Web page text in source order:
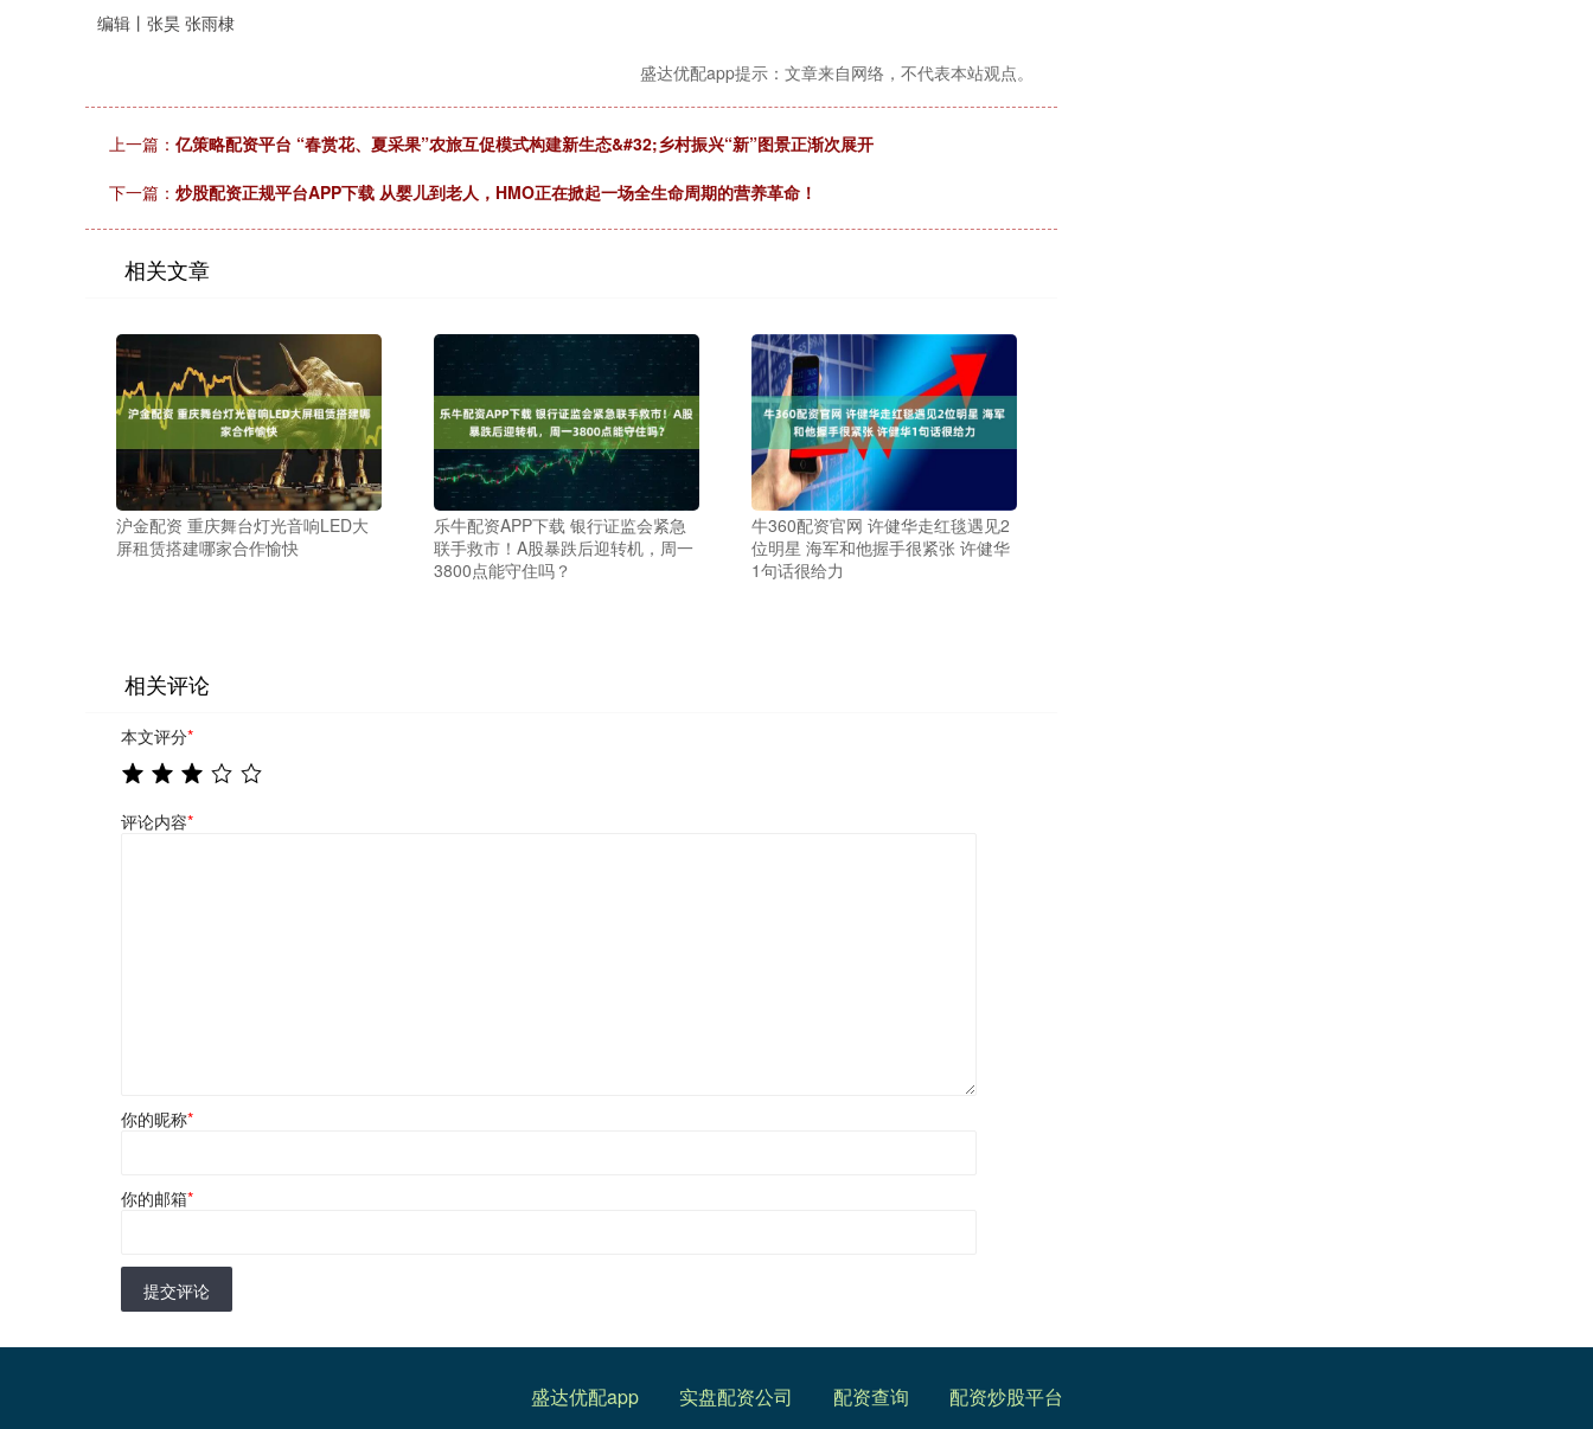
编辑丨张昊 张雨棣
盛达优配app提示：文章来自网络，不代表本站观点。
上一篇： 亿策略配资平台 “春赏花、夏采果”农旅互促模式构建新生态&#32;乡村振兴“新”图景正渐次展开
下一篇： 炒股配资正规平台APP下载 从婴儿到老人，HMO正在掀起一场全生命周期的营养革命！
相关文章
沪金配资 重庆舞台灯光音响LED大
屏租赁搭建哪家合作愉快
乐牛配资APP下载 银行证监会紧急
联手救市！A股暴跌后迎转机，周一
3800点能守住吗？
牛360配资官网 许健华走红毯遇见2
位明星 海军和他握手很紧张 许健华
1句话很给力
相关评论
本文评分*
评论内容*
你的昵称*
你的邮箱*
提交评论
盛达优配app 实盘配资公司 配资查询 配资炒股平台